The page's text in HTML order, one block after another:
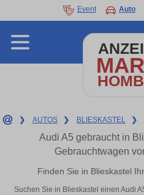
Event Auto
❯ AUTOS ❯ BLIESKASTEL ❯
Audi A5 gebraucht in
Gebrauchtwagen
Finden Sie in Blieskastel
Suchen Sie in Blieskastel einen Audi